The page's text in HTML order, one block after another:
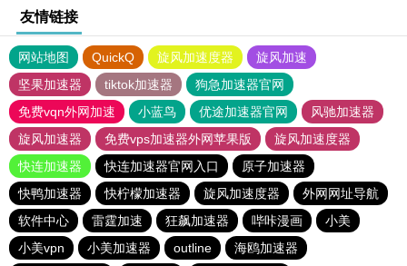
友情链接
网站地图 QuickQ 旋风加速度器
旋风加速
坚果加速器
tiktok加速器
狗急加速器官网
免费vqn外网加速
小蓝鸟 优途加速器官网
风驰加速器
旋风加速器
免费vps加速器外网苹果版
旋风加速度器
快连加速器
快连加速器官网入口
原子加速器
快鸭加速器
快柠檬加速器 旋风加速度器
外网网址导航
软件中心
雷霆加速 狂飙加速器 哔咔漫画
小美
小美vpn
小美加速器 outline
海鸥加速器